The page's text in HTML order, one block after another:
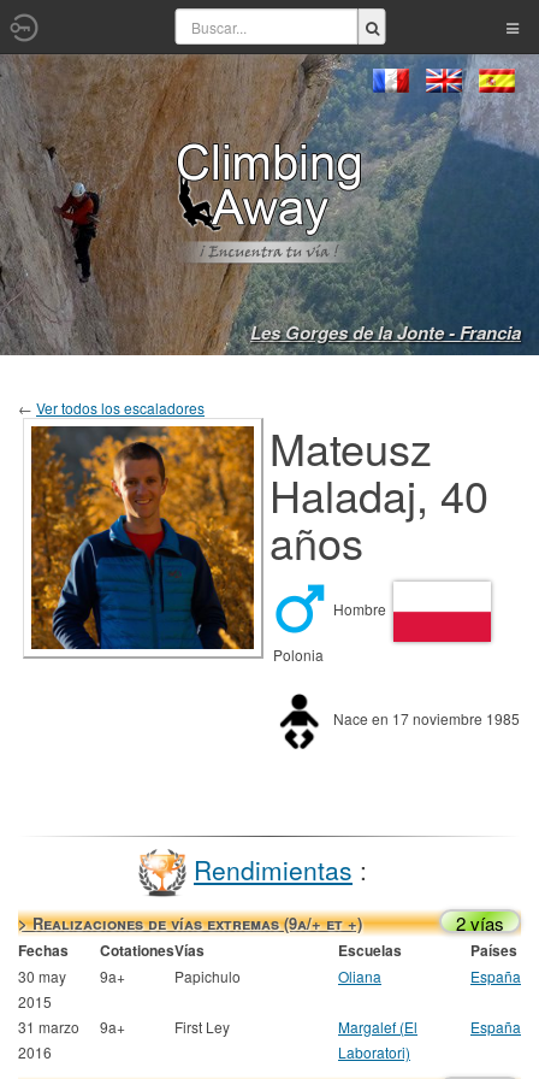
Les Gorges de la Jonte - Francia
← Ver todos los escaladores
Mateusz
Haladaj, 40
años
Hombre
Polonia
Nace en 17 noviembre 1985
Rendimientas :
> Realizaciones de vías extremas (9a/+ et +) 2 vías
Fechas CotationesVías Escuelas Países
30 may
2015
9a+ Papichulo Oliana España
31 marzo
2016
9a+ First Ley
Margalef (El
Laboratori)
España